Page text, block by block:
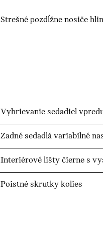
Strešné pozdĺžne nosiče
Vyhrievanie sedadiel
Zadné sedadlá variabilné
Interiérové lišty čierne s
Poistné skrutky kolies